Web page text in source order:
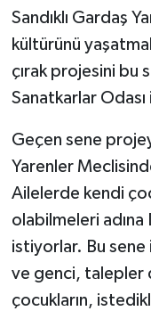
Sandıklı Gardaş
kültürünü
çırak projesini bu
Sanatkarlar
Geçen sene
Yarenler
Ailelerde kendi
olabilmeleri adına
istiyorlar. Bu sene
ve genci, talepler
çocukların,